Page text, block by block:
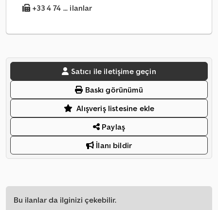
+33 4 74 ... ilanlar
Satıcı ile iletişime geçin
Baskı görünümü
Alışveriş listesine ekle
Paylaş
İlanı bildir
Bu ilanlar da ilginizi çekebilir.